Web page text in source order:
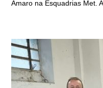
Amaro na Esquadrias Met.